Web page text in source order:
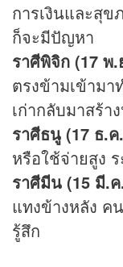
การเงินและสุข
ก็จะมีปัญหา
ราศีพิจิก (17 พ
ตรงข้ามเข้าม
เก่ากลับมาสร้า
ราศีธนู (17 ธ.
หรือใช้จ่ายสูง
ราศีมีน (15 มี.
แทงข้างหลัง ค
รู้สึก